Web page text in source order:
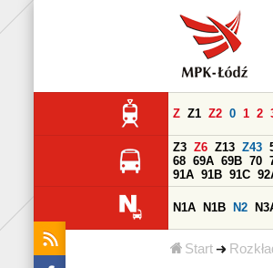
Start
Z Z1 Z2 0 1 2
Z3 Z6 Z13 Z43
68 69A 69B 70
91A 91B 91C
N1A N1B N2